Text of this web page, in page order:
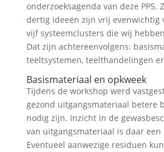
onderzoeksagenda van deze PPS.
dertig ideeën zijn vrij evenwichtig
vijf systeemclusters die wij
Dat zijn achtereenvolgens:
teeltsystemen, teelthandelingen
Basismateriaal en opkweek
Tijdens de workshop werd
gezond uitgangsmateriaal betere
nodig zijn. Inzicht in de
van uitgangsmateriaal is daar een
Eventueel aanwezige residuen